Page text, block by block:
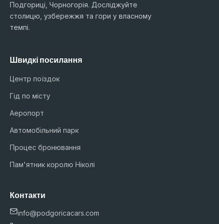
Подгориці, Чорногорія. Досліджуйте
столицю, узбережжя та гори у власному
темпі.
Швидкі посилання
Центр поїздок
Гід по місту
Аеропорт
Автомобільний парк
Процес бронювання
Пам'ятник королю Ніколі
Контакти
info@podgoricacars.com